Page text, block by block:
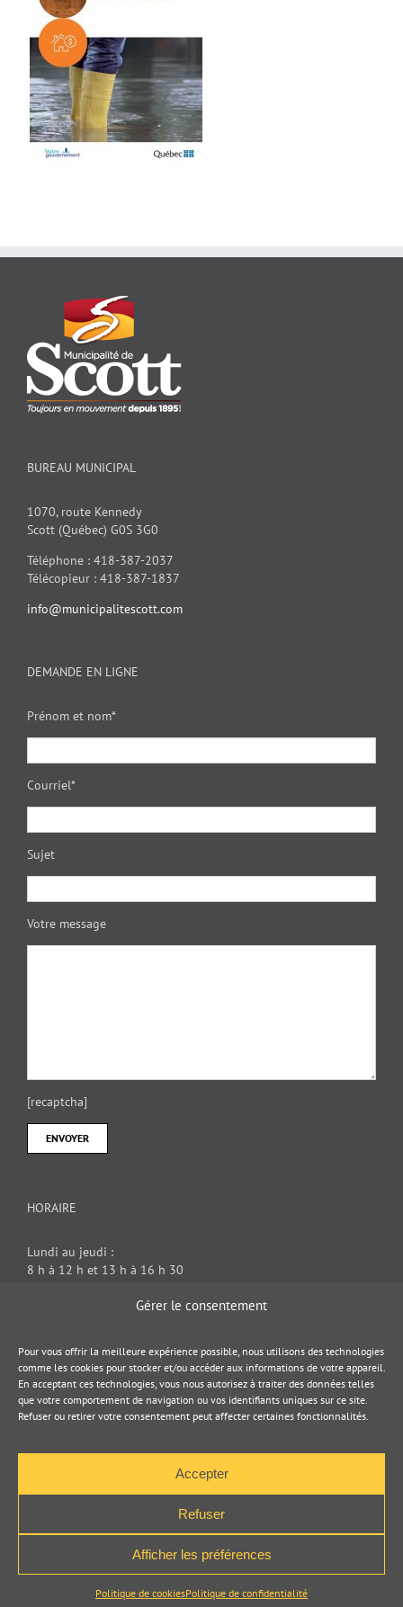
Gérer le consentement
Pour vous offrir la meilleure expérience possible, nous utilisons des technologies
comme les cookies pour stocker et/ou accéder aux informations de votre appareil.
En acceptant ces technologies, vous nous autorisez à traiter des données telles
que votre comportement de navigation ou vos identifiants uniques sur ce site.
Refuser ou retirer votre consentement peut affecter certaines fonctionnalités.
Accepter
Refuser
Afficher les préférences
Politique de cookiesPolitique de confidentialité
BUREAU MUNICIPAL
1070, route Kennedy
Scott (Québec) G0S 3G0
Téléphone : 418-387-2037
Télécopieur : 418-387-1837
info@municipalitescott.com
DEMANDE EN LIGNE
Prénom et nom*
Courriel*
Sujet
Votre message
[recaptcha]
HORAIRE
Lundi au jeudi :
8 h à 12 h et 13 h à 16 h 30
DOCUMENT JURIDIQUE
Politique de cookies